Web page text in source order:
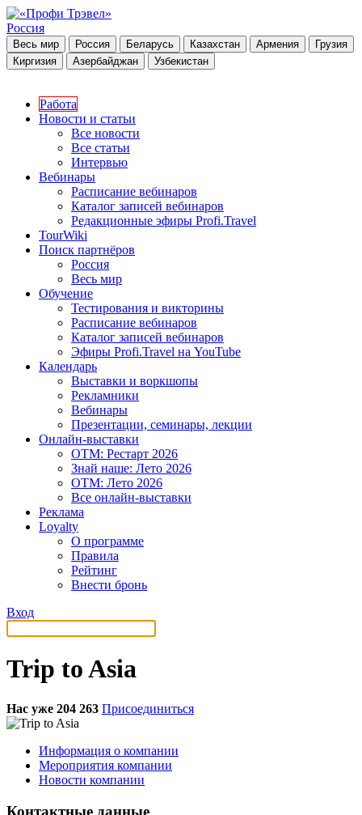
Россия
Весь мир Россия Беларусь Казахстан Армения
Грузия
Киргизия
Азербайджан Узбекистан
Работа
Новости и статьи
Все новости
Все статьи
Интервью
Вебинары
Расписание вебинаров
Каталог записей вебинаров
Редакционные эфиры Profi.Travel
TourWiki
Поиск партнёров
Россия
Весь мир
Обучение
Тестирования и викторины
Расписание вебинаров
Каталог записей вебинаров
Эфиры Profi.Travel на YouTube
Календарь
Выставки и воркшопы
Рекламники
Вебинары
Презентации, семинары, лекции
Онлайн-выставки
OTM: Рестарт 2026
Знай наше: Лето 2026
OTM: Лето 2026
Все онлайн-выставки
Реклама
Loyalty
О программе
Правила
Рейтинг
Внести бронь
Вход
Trip to Asia
Нас уже 204 263 Присоединиться
Информация о компании
Мероприятия компании
Новости компании
Контактные данные